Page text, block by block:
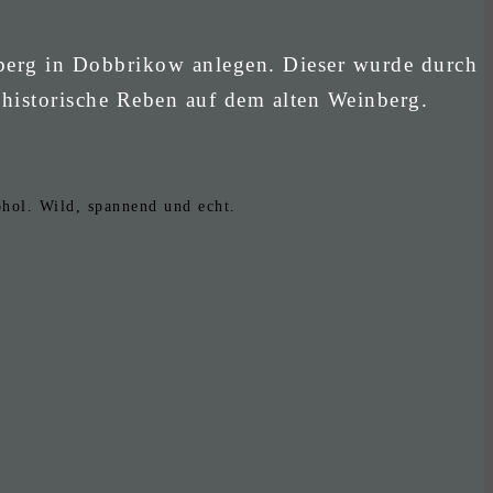
in Dobbrikow anlegen. Dieser wurde durch
Reben auf dem alten Weinberg.
Wild, spannend und echt.